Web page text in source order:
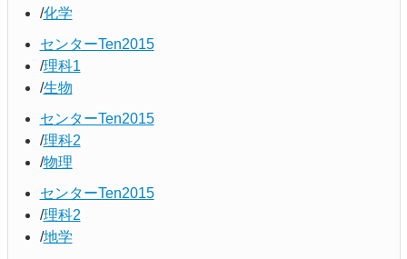
化学
センターTen2015
理科1
生物
センターTen2015
理科2
物理
センターTen2015
理科2
地学